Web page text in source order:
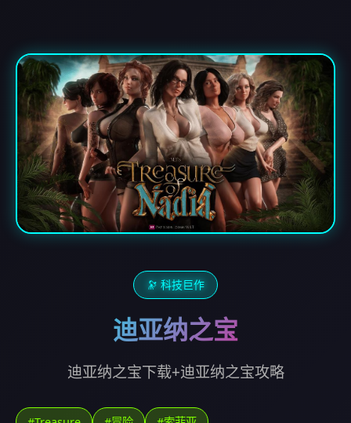
🔭 科技巨作
迪亚纳之宝
迪亚纳之宝下载+迪亚纳之宝攻略